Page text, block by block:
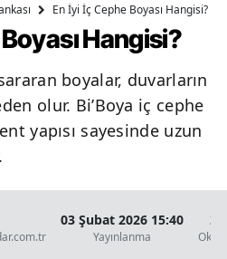
En İyi İç Cephe Boyası Hangisi?
Hangisi?
boyalar, duvarların
olur. Bi’Boya iç cephe
yapısı sayesinde uzun
03 Şubat 2026 15:40
Yayınlanma
2